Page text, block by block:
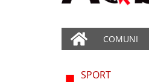
COMUNI
SPORT